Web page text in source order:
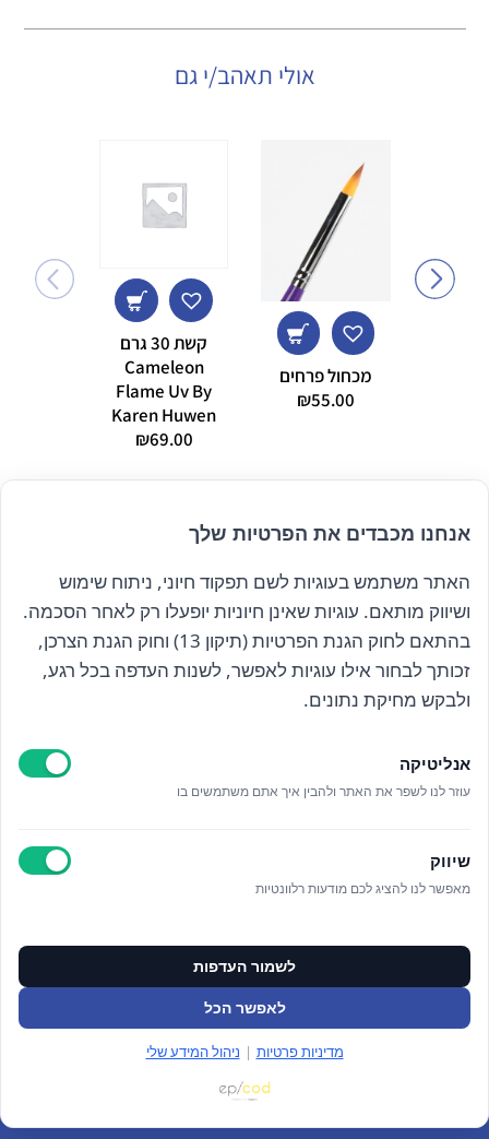
אולי תאהב/י גם
מכחול פרחים
₪55.00
קשת 30 גרם
Cameleon
Flame Uv By
Karen Huwen
₪69.00
הרשם לניוזלטר שלנו
קראתי ואני מאשר/ת את
כל הזכויות שמורות אנה ויסטריך
ניהול מידע אישי
ניהול עוגיות
תקנון האתר
צור קשר
אנחנו מכבדים את הפרטיות שלך
האתר משתמש בעוגיות לשם תפקוד חיוני, ניתוח שימוש
ושיווק מותאם. עוגיות שאינן חיוניות יופעלו רק לאחר הסכמה.
בהתאם לחוק הגנת הפרטיות (תיקון 13) וחוק הגנת הצרכן,
זכותך לבחור אילו עוגיות לאפשר, לשנות העדפה בכל רגע,
ולבקש מחיקת נתונים.
אנליטיקה
עוזר לנו לשפר את האתר ולהבין איך אתם משתמשים בו
שיווק
מאפשר לנו להציג לכם מודעות רלוונטיות
לשמור העדפות
לאפשר הכל
מדיניות פרטיות | ניהול המידע שלי